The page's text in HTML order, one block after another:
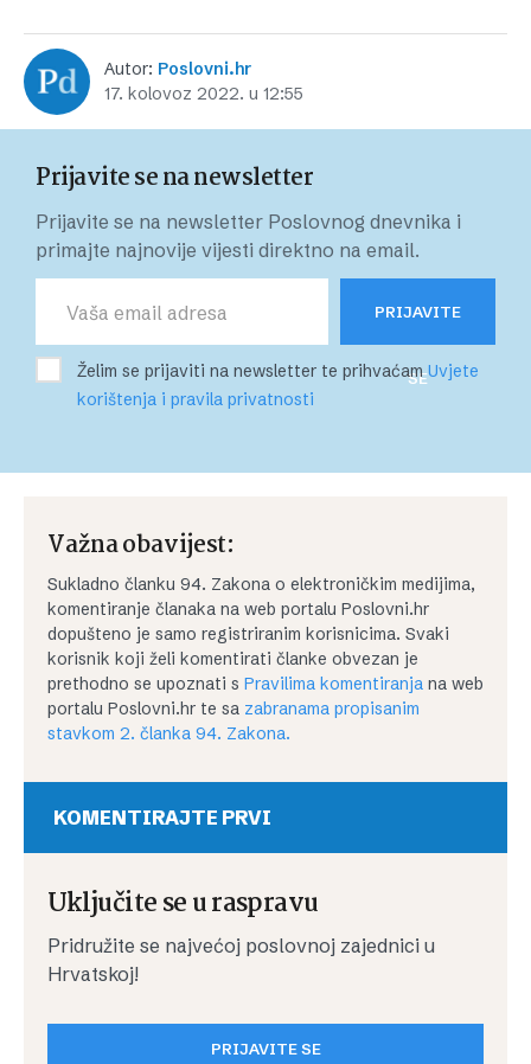
Autor: Poslovni.hr
17. kolovoz 2022. u 12:55
Prijavite se na newsletter
Prijavite se na newsletter Poslovnog dnevnika i
primajte najnovije vijesti direktno na email.
PRIJAVITE
SE
Želim se prijaviti na newsletter te prihvaćamUvjete
korištenja i pravila privatnosti
Važna obavijest:
Sukladno članku 94. Zakona o elektroničkim medijima,
komentiranje članaka na web portalu Poslovni.hr
dopušteno je samo registriranim korisnicima. Svaki
korisnik koji želi komentirati članke obvezan je
prethodno se upoznati s Pravilima komentiranja na web
portalu Poslovni.hr te sa zabranama propisanim
stavkom 2. članka 94. Zakona.
KOMENTIRAJTE PRVI
Uključite se u raspravu
Pridružite se najvećoj poslovnoj zajednici u
Hrvatskoj!
PRIJAVITE SE